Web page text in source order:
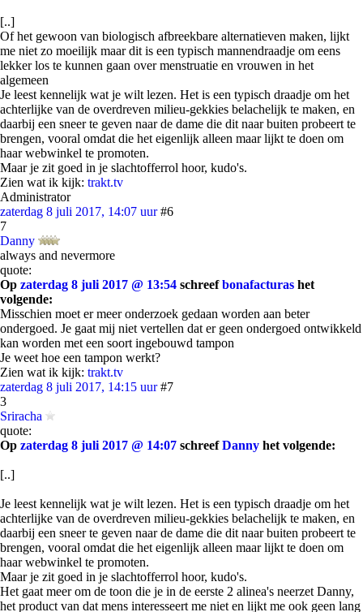
[..]
Of het gewoon van biologisch afbreekbare alternatieven maken, lijkt
me niet zo moeilijk maar dit is een typisch mannendraadje om eens
lekker los te kunnen gaan over menstruatie en vrouwen in het
algemeen
Je leest kennelijk wat je wilt lezen. Het is een typisch draadje om het
achterlijke van de overdreven milieu-gekkies belachelijk te maken, en
daarbij een sneer te geven naar de dame die dit naar buiten probeert te
brengen, vooral omdat die het eigenlijk alleen maar lijkt te doen om
haar webwinkel te promoten.
Maar je zit goed in je slachtofferrol hoor, kudo's.
Zien wat ik kijk: trakt.tv
Administrator
zaterdag 8 juli 2017, 14:07 uur #6
7
Danny
always and nevermore
quote:
Op zaterdag 8 juli 2017 @ 13:54 schreefbonafacturas het
volgende:
Misschien moet er meer onderzoek gedaan worden aan beter
ondergoed. Je gaat mij niet vertellen dat er geen ondergoed ontwikkeld
kan worden met een soort ingebouwd tampon
Je weet hoe een tampon werkt?
Zien wat ik kijk: trakt.tv
zaterdag 8 juli 2017, 14:15 uur #7
3
Sriracha
quote:
Op zaterdag 8 juli 2017 @ 14:07 schreefDanny het volgende:
[..]
Je leest kennelijk wat je wilt lezen. Het is een typisch draadje om het
achterlijke van de overdreven milieu-gekkies belachelijk te maken, en
daarbij een sneer te geven naar de dame die dit naar buiten probeert te
brengen, vooral omdat die het eigenlijk alleen maar lijkt te doen om
haar webwinkel te promoten.
Maar je zit goed in je slachtofferrol hoor, kudo's.
Het gaat meer om de toon die je in de eerste 2 alinea's neerzet Danny,
het product van dat mens interesseert me niet en lijkt me ook geen lang